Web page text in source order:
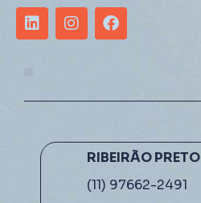
RIBEIRÃO PRETO
(11) 97662-2491